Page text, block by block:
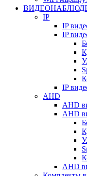
IP
IP
IP
IP
AHD
AHD
AHD
AHD